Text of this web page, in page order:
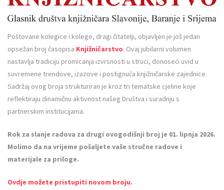
Poštovane kolegice i kolege, dragi čitatelji, objavljen je još jedan
opsežan broj časopisa Knjižničarstvo. Ovaj jubilarni volumen
nastavlja tradiciju promicanja izvrsnosti u struci, donoseći uvid u
suvremene trendove, izazove i postignuća knjižničarske zajednice.
Sadržaj ovog broja strukturiran je kroz tri tematske cjeline koje
reflektiraju dinamičnu aktivnost našeg Društva i suradnju s
partnerskim institucijama.
Rok za slanje radova za drugi ovogodišnji broj je 01. lipnja 2026.
Molimo da na vrijeme pošaljete vaše stručne radove i
materijale za priloge.
Ovdje možete pristupiti novom broju.